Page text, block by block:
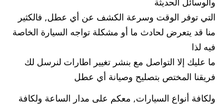
التي توفر الوقت وسرعة الكشف عن أي عطل, فالكثير
منا قد يتعرض لحادث ما أو مشكلة تواجه السيارة الخاصة
فيه لذا
ما عليك إلا التواصل مع بنشر تغيير اطارات لنرسل لك
فريقنا المختص بتصليح وصيانة أي عطل
ولكافة أنواع السيارات, معكم على مدار الساعة ولكافة